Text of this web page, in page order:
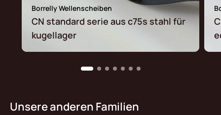
Borrelly Wellenscheiben
CN standard serie aus c75s stahl für
kugellager
Unsere anderen Familien